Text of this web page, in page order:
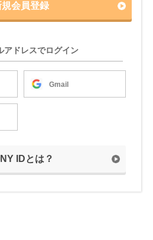
規会員登録
アドレスでログイン
Gmail
IDとは？